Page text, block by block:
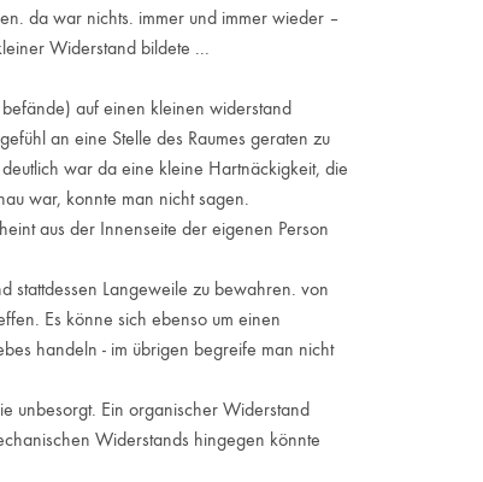
da war nichts. immer und immer wieder –
Widerstand bildete ...
auf einen kleinen widerstand
an eine Stelle des Raumes geraten zu
war da eine kleine Hartnäckigkeit, die
war, konnte man nicht sagen.
aus der Innenseite der eigenen Person
stattdessen Langeweile zu bewahren. von
Es könne sich ebenso um einen
handeln - im übrigen begreife man nicht
unbesorgt. Ein organischer Widerstand
Widerstands hingegen könnte